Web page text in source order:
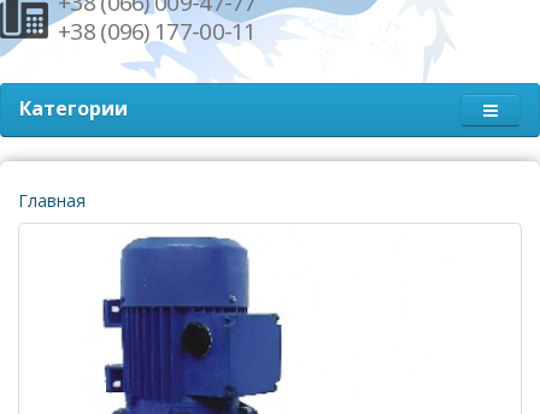
+38 (096) 177-00-11
Категории
Главная